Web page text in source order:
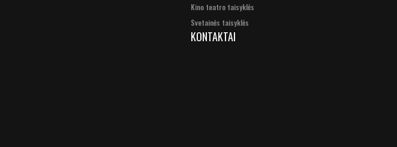
Kino teatro taisyklės
Svetainės taisyklės
KONTAKTAI